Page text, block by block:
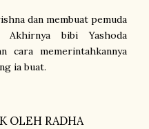
dan membuat pemuda
bibi Yashoda
cara memerintahkannya
ia buat.
OLEH RADHA